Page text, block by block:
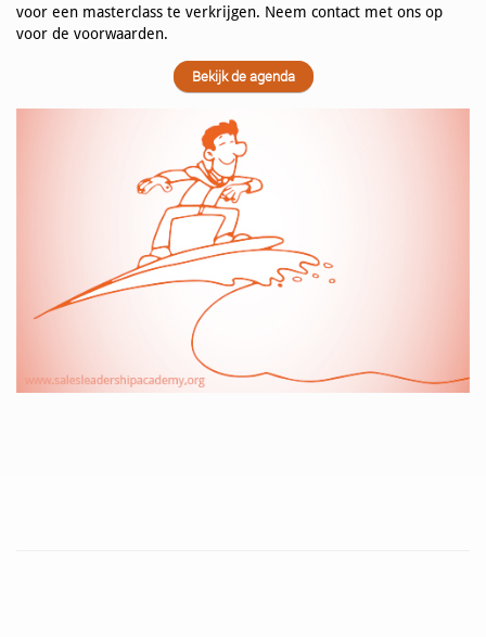
voor een masterclass te verkrijgen. Neem contact met ons op
voor de voorwaarden.
Bekijk de agenda